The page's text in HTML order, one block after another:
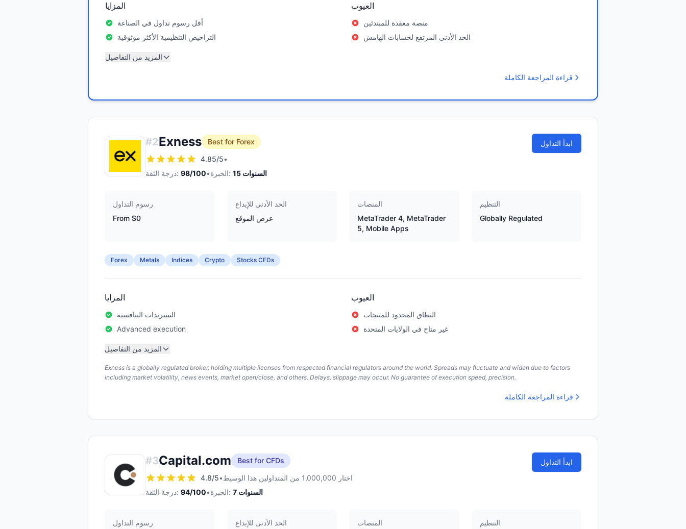
المزايا
أقل رسوم تداول في الصناعة
التراخيص التنظيمية الأكثر موثوقية
العيوب
منصة معقدة للمبتدئين
الحد الأدنى المرتفع لحسابات الهامش
المزيد من التفاصيل
قراءة المراجعة الكاملة
#2Exness
Best for Forex
4.85/5•
درجة الثقة: 98/100• الخبرة: 15 السنوات
ابدأ التداول
رسوم التداول
From $0
الحد الأدنى للإيداع
عرض الموقع
المنصات
MetaTrader 4, MetaTrader
5, Mobile Apps
التنظيم
Globally Regulated
Forex Metals Indices Crypto Stocks CFDs
المزايا
السبريدات التنافسية
Advanced execution
العيوب
النطاق المحدود للمنتجات
غير متاح في الولايات المتحدة
المزيد من التفاصيل
Exness is a globally regulated broker, holding multiple licenses from respected financial regulators around the world. Spreads may fluctuate and widen due to factors
including market volatility, news events, market open/close, and others. Delays, slippage may occur. No guarantee of execution speed, precision.
قراءة المراجعة الكاملة
#3Capital.com
Best for CFDs
4.8/5•
اختار 1,000,000 من المتداولين هذا الوسيط
درجة الثقة: 94/100• الخبرة: 7 السنوات
ابدأ التداول
رسوم التداول
الحد الأدنى للإيداع
المنصات
التنظيم